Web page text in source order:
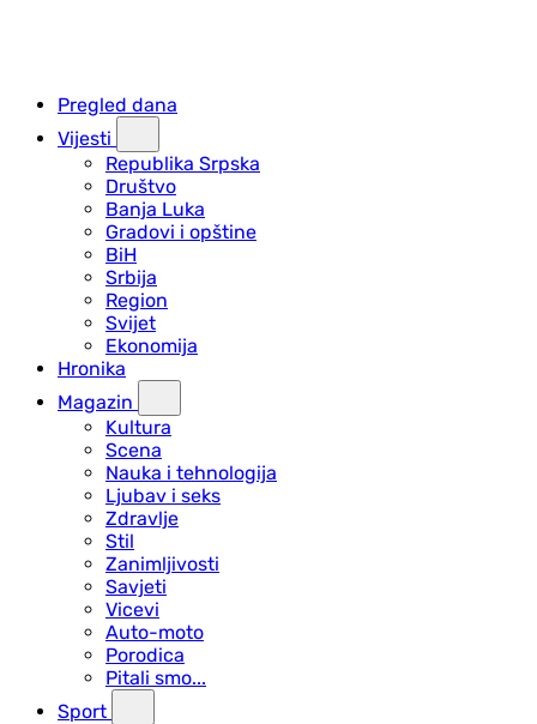
Pregled dana
Vijesti
Republika Srpska
Društvo
Banja Luka
Gradovi i opštine
BiH
Srbija
Region
Svijet
Ekonomija
Hronika
Magazin
Kultura
Scena
Nauka i tehnologija
Ljubav i seks
Zdravlje
Stil
Zanimljivosti
Savjeti
Vicevi
Auto-moto
Porodica
Pitali smo...
Sport